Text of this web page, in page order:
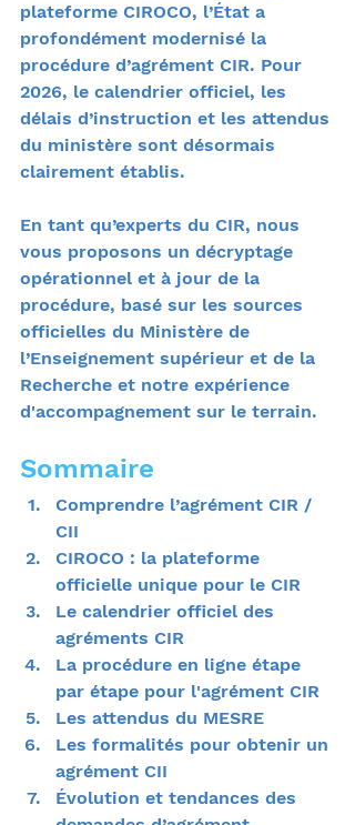
plateforme CIROCO, l’État a
profondément modernisé la
procédure d’agrément CIR. Pour
2026, le calendrier officiel, les
délais d’instruction et les attendus
du ministère sont désormais
clairement établis.
En tant qu’experts du CIR, nous
vous proposons un décryptage
opérationnel et à jour de la
procédure, basé sur les sources
officielles du Ministère de
l’Enseignement supérieur et de la
Recherche et notre expérience
d'accompagnement sur le terrain.
Sommaire
Comprendre l’agrément CIR /
CII
CIROCO : la plateforme
officielle unique pour le CIR
Le calendrier officiel des
agréments CIR
La procédure en ligne étape
par étape pour l'agrément CIR
Les attendus du MESRE
Les formalités pour obtenir un
agrément CII
Évolution et tendances des